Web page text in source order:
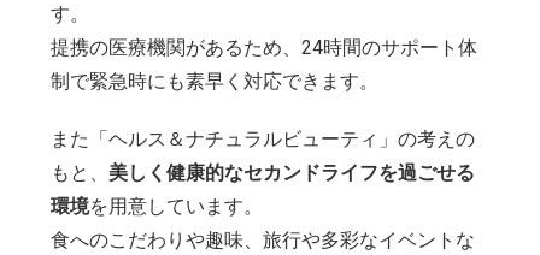
す。
提携の医療機関があるため、24時間のサポート体
制で緊急時にも素早く対応できます。
また「ヘルス＆ナチュラルビューティ」の考えの
もと、 美しく健康的なセカンドライフを過ごせる
環境を用意しています。
食へのこだわりや趣味、旅行や多彩なイベントな